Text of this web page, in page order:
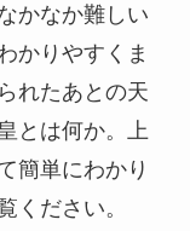
かなか難しい
かりやすくま
れたあとの天
とは何か。上
簡単にわかり
ください。